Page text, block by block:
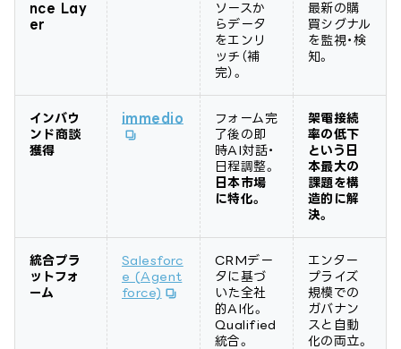
nce Lay
er
ソースか
らデータ
をエンリ
ッチ（補
完）。
最新の購
買シグナル
を監視・検
知。
インバウ
ンド商談
獲得
immedio
フォーム完
了後の即
時AI対話・
日程調整。
日本市場
に特化。
架電接続
率の低下
という日
本最大の
課題を構
造的に解
決。
統合プラ
ットフォ
ーム
Salesforc
e (Agent
force)
CRMデー
タに基づ
いた全社
的AI化。
Qualified
統合。
エンター
プライズ
規模での
ガバナン
スと自動
化の両立。